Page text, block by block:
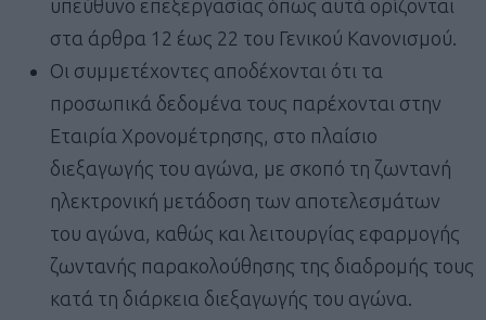
υπεύθυνο επεξεργασίας όπως αυτά ορίζονται
στα άρθρα 12 έως 22 του Γενικού Κανονισμού.
Οι συμμετέχοντες αποδέχονται ότι τα
προσωπικά δεδομένα τους παρέχονται στην
Εταιρία Χρονομέτρησης, στο πλαίσιο
διεξαγωγής του αγώνα, με σκοπό τη ζωντανή
ηλεκτρονική μετάδοση των αποτελεσμάτων
του αγώνα, καθώς και λειτουργίας εφαρμογής
ζωντανής παρακολούθησης της διαδρομής τους
κατά τη διάρκεια διεξαγωγής του αγώνα.